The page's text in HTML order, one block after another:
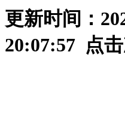
更新时间：
20:07:57 点击